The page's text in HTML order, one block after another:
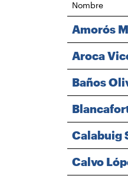
Nombre
Amorós
Aroca
Baños
Calabuig
Calvo